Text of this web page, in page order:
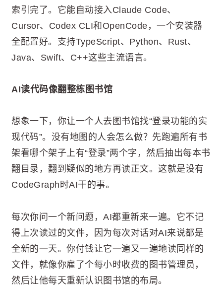
索引完了。它能自动接入Claude Code、
Cursor、Codex CLI和OpenCode，一个安装器
全配置好。支持TypeScript、Python、Rust、
Java、Swift、C++这些主流语言。
AI读代码像翻整栋图书馆
想象一下，你让一个人去图书馆找“登录功能的实
现代码”。没有地图的人会怎么做？先跑遍所有书
架看哪个架子上有“登录”两个字，然后抽出每本书
翻目录，翻到疑似的地方再读正文。这就是没有
CodeGraph时AI干的事。
每次你问一个新问题，AI都重新来一遍。它不记
得上次读过的文件，因为每次对话对AI来说都是
全新的一天。你付钱让它一遍又一遍地读同样的
文件，就像你雇了个每小时收费的图书管理员，
然后让他每天重新认识图书馆的布局。